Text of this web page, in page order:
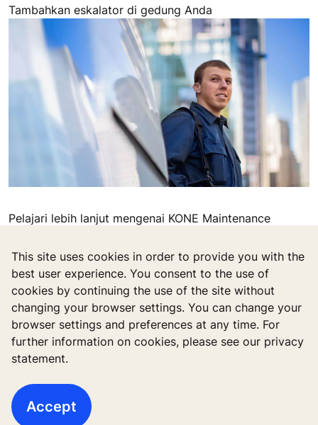
Tambahkan eskalator di gedung Anda
Pelajari lebih lanjut mengenai KONE Maintenance
This site uses cookies in order to provide you with the
best user experience. You consent to the use of
cookies by continuing the use of the site without
changing your browser settings. You can change your
browser settings and preferences at any time. For
further information on cookies, please see our privacy
statement.
Accept
Contact us